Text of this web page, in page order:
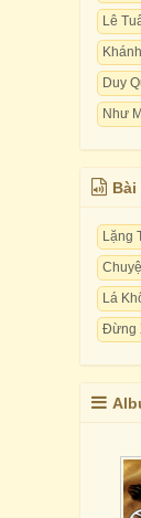
Lê
Duy
Như
Bài
Lặng
Lá
Đừng